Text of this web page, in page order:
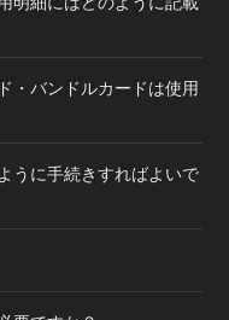
・バンドルカードは使用
うに手続きすればよいで